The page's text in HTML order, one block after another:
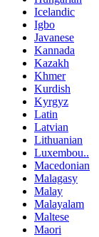
Icelandic
Igbo
Javanese
Kannada
Kazakh
Khmer
Kurdish
Kyrgyz
Latin
Latvian
Lithuanian
Luxembou..
Macedonian
Malagasy
Malay
Malayalam
Maltese
Maori